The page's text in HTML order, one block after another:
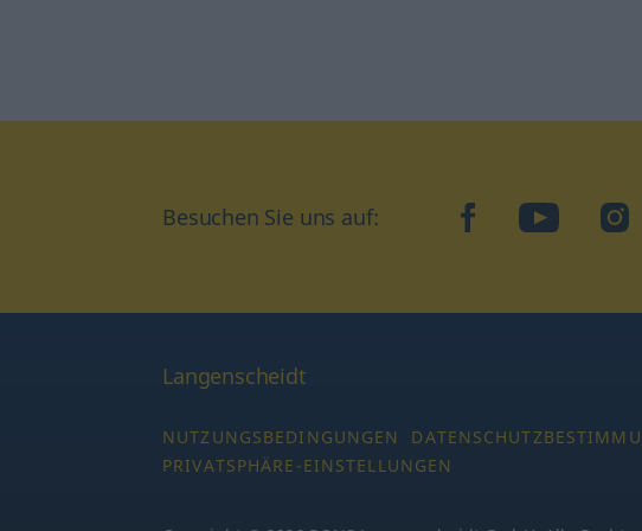
Besuchen Sie uns auf: facebookYouTube
Langenscheidt
NUTZUNGSBEDINGUNGEN
PRIVATSPHÄRE-EINSTELLUNGEN